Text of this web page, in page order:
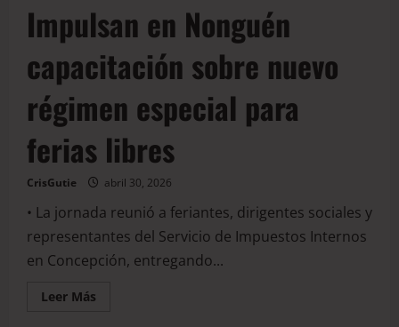
Impulsan en Nonguén
capacitación sobre nuevo
régimen especial para
ferias libres
CrisGutie abril 30, 2026
• La jornada reunió a feriantes, dirigentes sociales y
representantes del Servicio de Impuestos Internos
en Concepción, entregando...
Leer Más